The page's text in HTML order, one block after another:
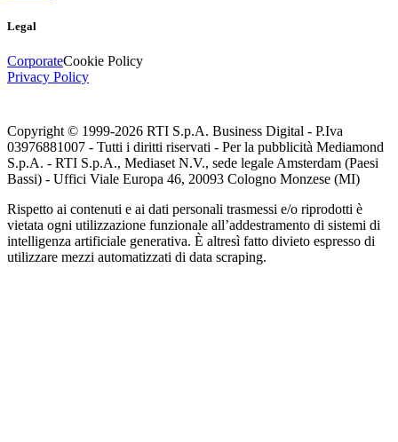
Legal
CorporateCookie Policy
Privacy Policy
Copyright © 1999-2026 RTI S.p.A. Business Digital - P.Iva
03976881007 - Tutti i diritti riservati - Per la pubblicità Mediamond
S.p.A. - RTI S.p.A., Mediaset N.V., sede legale Amsterdam (Paesi
Bassi) - Uffici Viale Europa 46, 20093 Cologno Monzese (MI)
Rispetto ai contenuti e ai dati personali trasmessi e/o riprodotti è
vietata ogni utilizzazione funzionale all’addestramento di sistemi di
intelligenza artificiale generativa. È altresì fatto divieto espresso di
utilizzare mezzi automatizzati di data scraping.